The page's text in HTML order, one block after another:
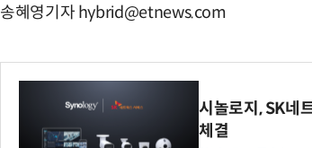
송혜영기자 hybrid@etnews.com
시놀로지, SK네
체결